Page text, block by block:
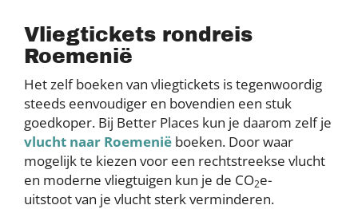
Vliegtickets rondreis
Roemenië
Het zelf boeken van vliegtickets is tegenwoordig
steeds eenvoudiger en bovendien een stuk
goedkoper. Bij Better Places kun je daarom zelf je
vlucht naar Roemenië boeken. Door waar
mogelijk te kiezen voor een rechtstreekse vlucht
en moderne vliegtuigen kun je de CO2e-
uitstoot van je vlucht sterk verminderen.